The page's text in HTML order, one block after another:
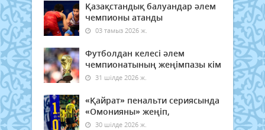
Қазақстандық балуандар әлем
чемпионы атанды
03 тамыз 2026 ж.
Футболдан келесі әлем
чемпионатының жеңімпазы кім
31 шілде 2026 ж.
«Қайрат» пенальти сериясында
«Омонияны» жеңіп,
30 шілде 2026 ж.